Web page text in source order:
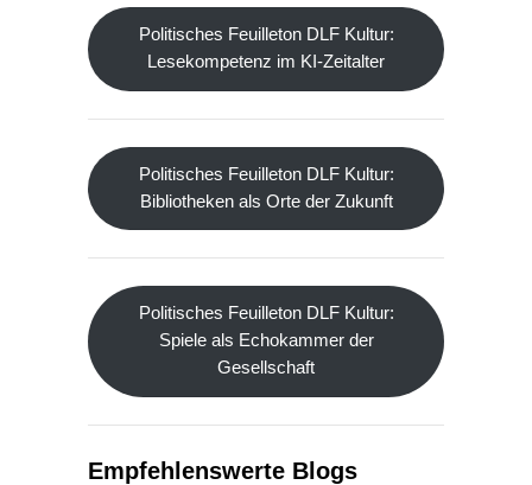
Politisches Feuilleton DLF Kultur:
Lesekompetenz im KI-Zeitalter
Politisches Feuilleton DLF Kultur:
Bibliotheken als Orte der Zukunft
Politisches Feuilleton DLF Kultur:
Spiele als Echokammer der
Gesellschaft
Empfehlenswerte Blogs